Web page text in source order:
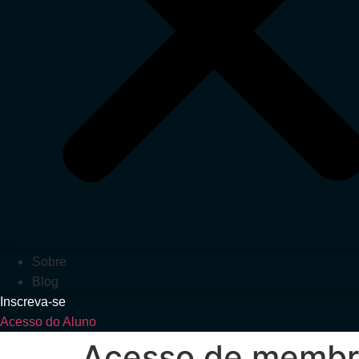
Sobre
Blog
Inscreva-se
Acesso do Aluno